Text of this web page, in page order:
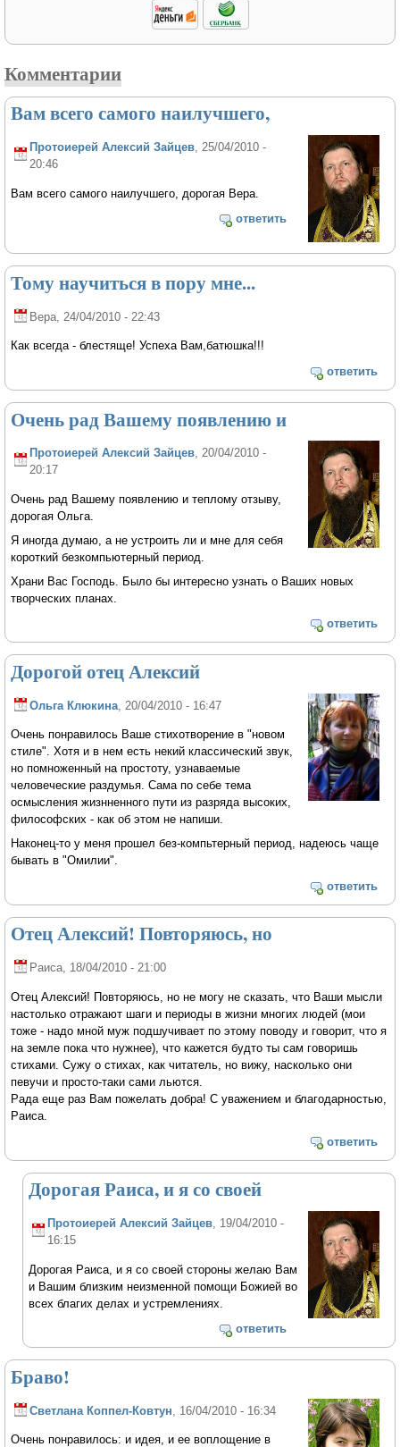
Комментарии
Вам всего самого наилучшего,
Протоиерей Алексий Зайцев , 25/04/2010 -
20:46
Вам всего самого наилучшего, дорогая Вера.
ответить
Тому научиться в пору мне...
Вера , 24/04/2010 - 22:43
Как всегда - блестяще! Успеха Вам,батюшка!!!
ответить
Очень рад Вашему появлению и
Протоиерей Алексий Зайцев, 20/04/2010 -
20:17
Очень рад Вашему появлению и теплому отзыву,
дорогая Ольга.
Я иногда думаю, а не устроить ли и мне для себя
короткий безкомпьютерный период.
Храни Вас Господь. Было бы интересно узнать о Ваших новых
творческих планах.
ответить
Дорогой отец Алексий
Ольга Клюкина , 20/04/2010 - 16:47
Очень понравилось Ваше стихотворение в "новом
стиле". Хотя и в нем есть некий классический звук,
но помноженный на простоту, узнаваемые
человеческие раздумья. Сама по себе тема
осмысления жизнненного пути из разряда высоких,
философских - как об этом не напиши.
Наконец-то у меня прошел без-компьтерный период, надеюсь чаще
бывать в "Омилии".
ответить
Отец Алексий! Повторяюсь, но
Раиса, 18/04/2010 - 21:00
Отец Алексий! Повторяюсь, но не могу не сказать, что Ваши мысли
настолько отражают шаги и периоды в жизни многих людей (мои
тоже - надо мной муж подшучивает по этому поводу и говорит, что я
на земле пока что нужнее), что кажется будто ты сам говоришь
стихами. Сужу о стихах, как читатель, но вижу, насколько они
певучи и просто-таки сами льются.
Рада еще раз Вам пожелать добра! С уважением и благодарностью,
Раиса.
ответить
Дорогая Раиса, и я со своей
Протоиерей Алексий Зайцев , 19/04/2010 -
16:15
Дорогая Раиса, и я со своей стороны желаю Вам
и Вашим близким неизменной помощи Божией во
всех благих делах и устремлениях.
ответить
Браво!
Светлана Коппел-Ковтун , 16/04/2010 - 16:34
Очень понравилось: и идея, и ее воплощение в